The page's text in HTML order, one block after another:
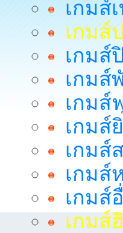
เกมส์
เกมส์
เกมส์
เกมส์
เกมส์
เกมส์
เกมส์
เกมส์
เกมส์
เกมส์